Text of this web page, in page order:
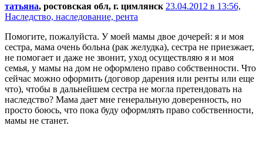
татьяна, ростовская обл, г. цимлянск 23.04.2012 в 13:56,
Наследство, наследование, рента
Помогите, пожалуйста. У моей мамы двое дочерей: я и моя
сестра, мама очень больна (рак желудка), сестра не приезжает,
не помогает и даже не звонит, уход осуществляю я и моя
семья, у мамы на дом не оформлено право собственности. Что
сейчас можно оформить (договор дарения или ренты или еще
что), чтобы в дальнейшем сестра не могла претендовать на
наследство? Мама дает мне генеральную доверенность, но
просто боюсь, что пока буду оформлять право собственности,
мамы не станет.